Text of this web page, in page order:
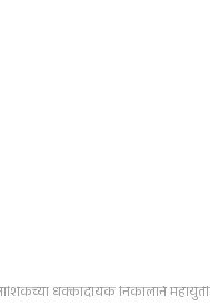
धक्कादायक निकालाने महायुतीत खळबळ! मुख्यमंत्री एकनाथ